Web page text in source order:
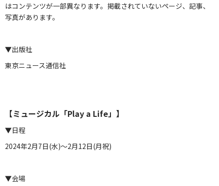
はコンテンツが一部異なります。掲載されていないページ、記事、
写真があります。
▼出版社
東京ニュース通信社
【ミュージカル「Play a Life」】
▼日程
2024年2⽉7⽇(⽔)〜2⽉12⽇(⽉祝)
▼会場